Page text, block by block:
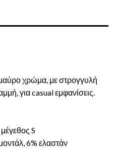
χρώμα, με στρογγυλή
για casual εμφανίσεις.
S
6% ελαστάν